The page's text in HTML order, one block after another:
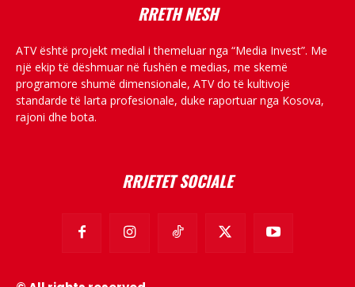
RRETH NESH
ATV është projekt medial i themeluar nga “Media Invest”. Me
një ekip të dëshmuar në fushën e medias, me skemë
programore shumë dimensionale, ATV do të kultivojë
standarde të larta profesionale, duke raportuar nga Kosova,
rajoni dhe bota.
RRJETET SOCIALE